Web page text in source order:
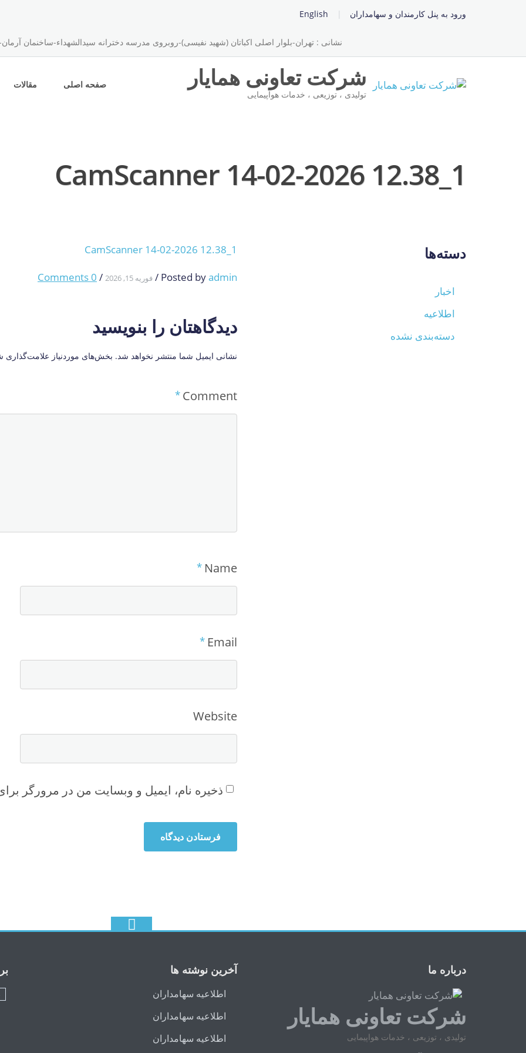
ورود به پنل کارمندان و سهامداران English
نشانی : تهران-بلوار اصلی اکباتان (شهید نفیسی)-روبروی مدرسه دخترانه سیدالشهداء-ساخنمان آرمان-پلاک ۴۹-طبقه
شرکت تعاونی همایار
تولیدی ، توزیعی ، خدمات هواپیمایی
صفحه اصلی مقالات
CamScanner 14-02-2026 12.38_1
CamScanner 14-02-2026 12.38_1
Posted byadmin
/ فوریه 15, 2026 /
0 Comments
دیدگاهتان را بنویسید
نشانی ایمیل شما منتشر نخواهد شد. بخش‌های موردنیاز علامت‌گذاری
Comment
*
Name
*
Email
*
Website
ذخیره نام، ایمیل و وبسایت من در مرورگر
دسته‌ها
اخبار
اطلاعیه
دسته‌بندی نشده
آخرین نوشته ها
اطلاعیه سهامداران
اطلاعیه سهامداران
اطلاعیه سهامداران
درباره ما
شرکت تعاونی همایار
تولیدی ، توزیعی ، خدمات هواپیمایی